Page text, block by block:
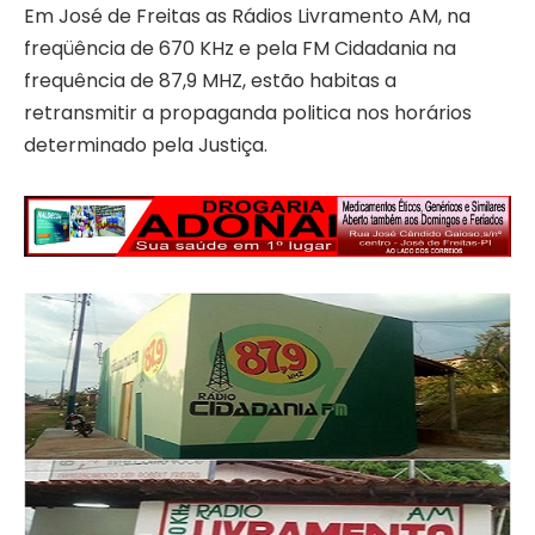
Em José de Freitas as Rádios Livramento AM, na
freqüência de 670 KHz e pela FM Cidadania na
frequência de 87,9 MHZ, estão habitas a
retransmitir a propaganda politica nos horários
determinado pela Justiça.